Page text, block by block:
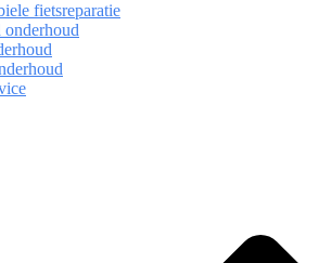
fietsreparatie